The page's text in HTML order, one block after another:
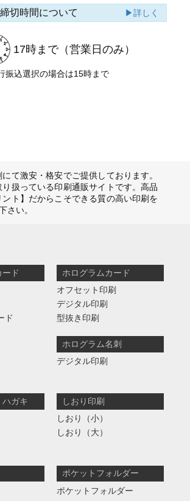
切時間について ▶詳しく
17時まで（営業日のみ）
振込選択の場合は15時まで
て激安・格安でご提供しております。
扱っている印刷通販サイトです。高品
ト】だからこそできる質の高い印刷を
さい。
ド
ド
ホログラムカード
オフセット印刷
デジタル印刷
型抜き印刷
ホログラム名刺
デジタル印刷
ガキ
しおり印刷
しおり（小）
しおり（大）
ポケットフォルダー
ポケットフォルダー